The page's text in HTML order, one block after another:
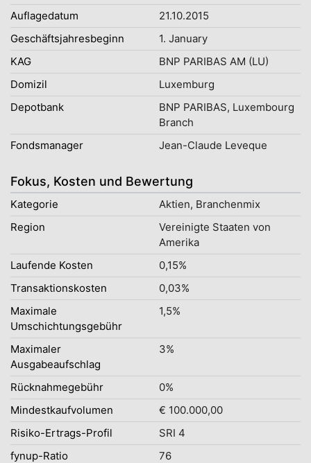
Auflagedatum
21.10.2015
Geschäftsjahresbeginn
1. January
KAG
BNP PARIBAS AM (LU)
Domizil
Luxemburg
Depotbank
BNP PARIBAS, Luxembourg
Branch
Fondsmanager
Jean-Claude Leveque
Fokus, Kosten und Bewertung
Kategorie
Aktien, Branchenmix
Region
Vereinigte Staaten von
Amerika
Laufende Kosten
0,15%
Transaktionskosten
0,03%
Maximale
Umschichtungsgebühr
1,5%
Maximaler
Ausgabeaufschlag
3%
Rücknahmegebühr
0%
Mindestkaufvolumen
€ 100.000,00
Risiko-Ertrags-Profil
SRI 4
fynup-Ratio
76